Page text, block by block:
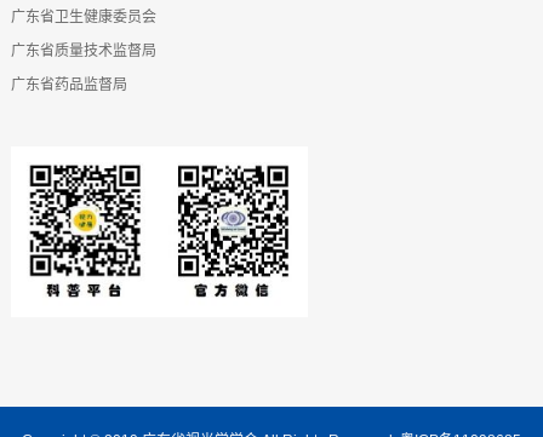
广东省卫生健康委员会
广东省质量技术监督局
广东省药品监督局